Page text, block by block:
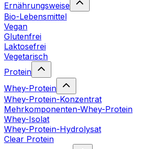
Ernährungsweise
Bio-Lebensmittel
Vegan
Glutenfrei
Laktosefrei
Vegetarisch
Protein
Whey-Protein
Whey-Protein-Konzentrat
Mehrkomponenten-Whey-Protein
Whey-Isolat
Whey-Protein-Hydrolysat
Clear Protein